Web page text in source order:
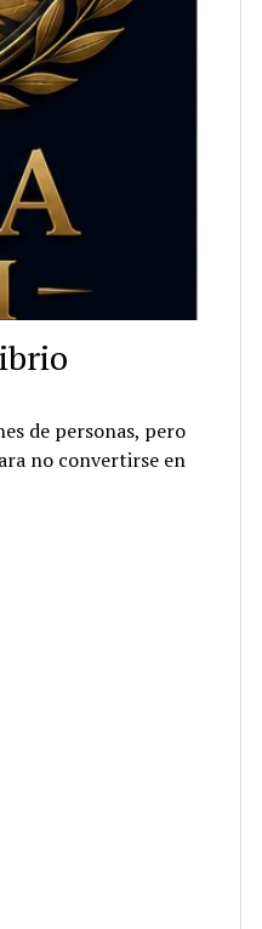
de personas, pero
no convertirse en